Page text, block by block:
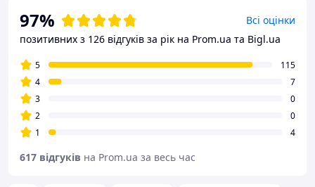
97%
Всі оцінки
позитивних з 126 відгуків за рік на Prom.ua та Bigl.ua
5
115
4
7
3
0
2
0
1
4
617 відгуків на Prom.ua за весь час